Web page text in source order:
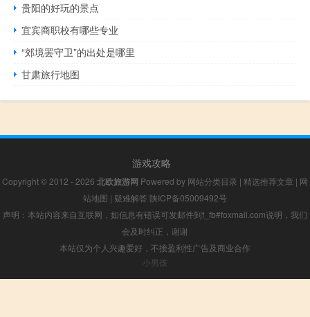
贵阳的好玩的景点
宜宾商职校有哪些专业
“郊境罢守卫”的出处是哪里
甘肃旅行地图
游戏攻略
Copyright © 2012 - 2026 北欧旅游网 Powered by 网站分类目录 | 精选推荐文章 | 网
站地图 | 疑难解答 陕ICP备05009492号
声明：本站内容来自互联网，如信息有错误可发邮件到f_fb#foxmail.com说明，我们
会及时纠正，谢谢
本站仅为个人兴趣爱好，不接盈利性广告及商业合作
小男孩